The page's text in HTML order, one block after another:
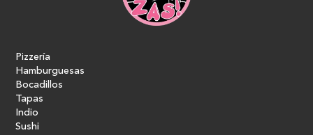
Pizzería
Hamburguesas
Bocadillos
Tapas
Indio
Sushi